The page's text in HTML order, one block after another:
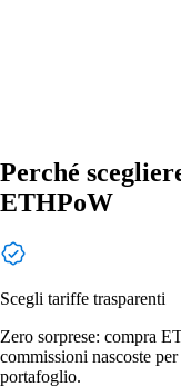
Perché
ETHPoW
Scegli tariffe trasparenti
Zero sorprese: compra
commissioni nascoste
portafoglio.